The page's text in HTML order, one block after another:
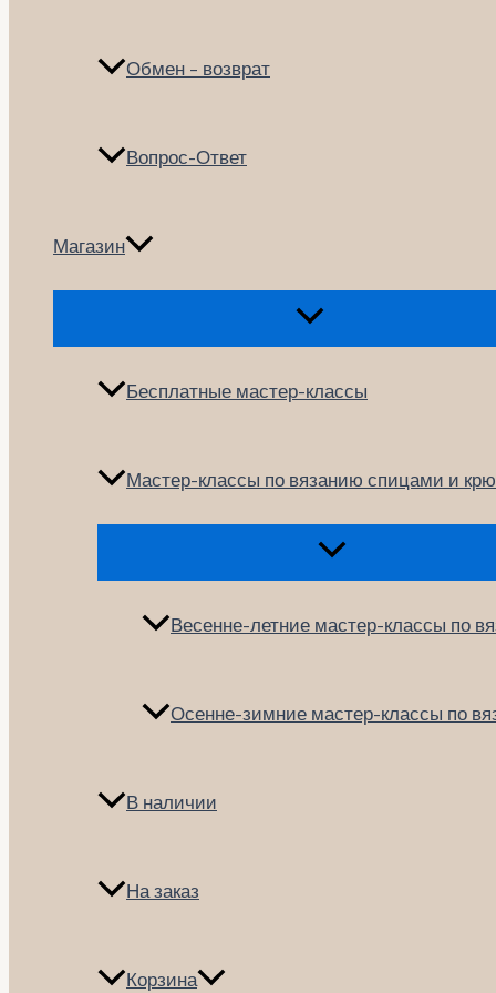
Обмен – возврат
Вопрос-Ответ
Магазин
Переключатель
Бесплатные мастер-классы
Мастер-классы по вязанию спицами и
Переключатель
Весенне-летние мастер-классы по
Осенне-зимние мастер-классы по
В наличии
На заказ
Корзина